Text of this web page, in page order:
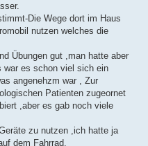
Die Wege dort im Haus
nutzen welches die
Übungen gut ,man hatte aber
war es schon viel sich ein
angenehzm war , Zur
Patienten zugeornet
,aber es gab noch viele
zu nutzen ,ich hatte ja
dem Fahrrad.